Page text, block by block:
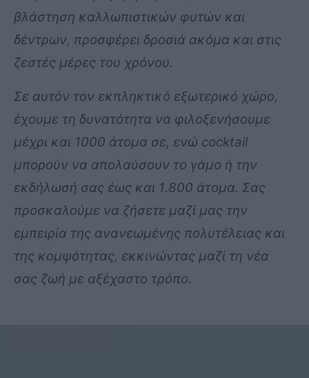
βλάστηση καλλωπιστικών φυτών και
δέντρων, προσφέρει δροσιά ακόμα και στις
ζεστές μέρες του χρόνου.
Σε αυτόν τον εκπληκτικό εξωτερικό χώρο,
έχουμε τη δυνατότητα να φιλοξενήσουμε
μέχρι και 1000 άτομα σε, ενώ cocktail
μπορούν να απολαύσουν το γάμο ή την
εκδήλωσή σας έως και 1.800 άτομα. Σας
προσκαλούμε να ζήσετε μαζί μας την
εμπειρία της ανανεωμένης πολυτέλειας και
της κομψότητας, εκκινώντας μαζί τη νέα
σας ζωή με αξέχαστο τρόπο.